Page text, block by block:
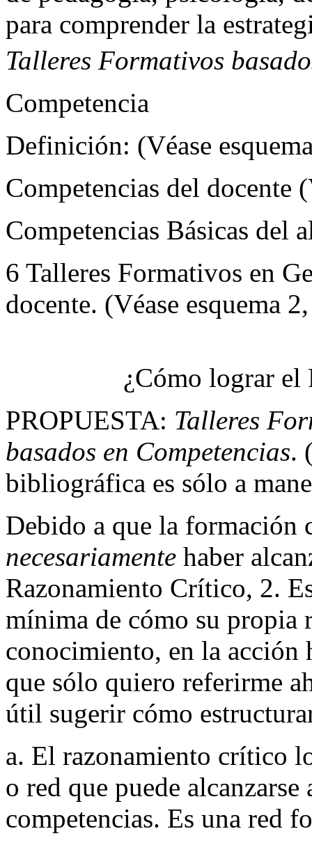
para comprender la
Talleres Formativos
Competencia
Definición: (Véase
Competencias del docente
Competencias Básicas del
6 Talleres Formativos en
docente. (Véase esquema
¿Cómo lograr el
PROPUESTA: Talleres
basados en Competencias.
bibliográfica es sólo a
Debido a que la formación
necesariamente haber
Razonamiento Crítico, 2.
mínima de cómo su propia
conocimiento, en la acción
que sólo quiero referirme
útil sugerir cómo
a. El razonamiento crítico
o red que puede
competencias. Es una red